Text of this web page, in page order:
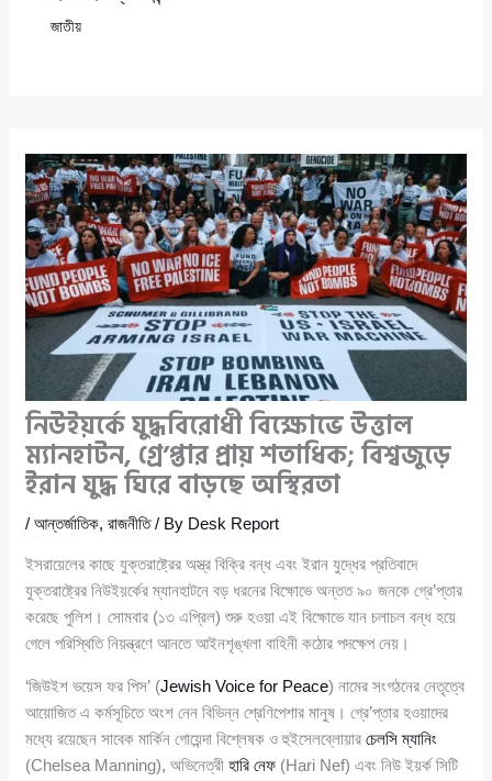
জাতীয়
নিউইয়র্কে যুদ্ধবিরোধী বিক্ষোভে উত্তাল
ম্যানহাটন, গ্রে’প্তার প্রায় শতাধিক; বিশ্বজুড়ে
ইরান যুদ্ধ ঘিরে বাড়ছে অস্থিরতা
/আন্তর্জাতিক,রাজনীতি/ By Desk Report
ইসরায়েলের কাছে যুক্তরাষ্ট্রের অস্ত্র বিক্রি বন্ধ এবং ইরান যুদ্ধের প্রতিবাদে
যুক্তরাষ্ট্রের নিউইয়র্কের ম্যানহাটনে বড় ধরনের বিক্ষোভে অন্তত ৯০ জনকে গ্রে’প্তার
করেছে পুলিশ। সোমবার (১৩ এপ্রিল) শুরু হওয়া এই বিক্ষোভে যান চলাচল বন্ধ হয়ে
গেলে পরিস্থিতি নিয়ন্ত্রণে আনতে আইনশৃঙ্খলা বাহিনী কঠোর পদক্ষেপ নেয়।
‘জিউইশ ভয়েস ফর পিস’ (Jewish Voice for Peace) নামের সংগঠনের নেতৃত্বে
আয়োজিত এ কর্মসূচিতে অংশ নেন বিভিন্ন শ্রেণিপেশার মানুষ। গ্রে’প্তার হওয়াদের
মধ্যে রয়েছেন সাবেক মার্কিন গোয়েন্দা বিশ্লেষক ও হুইসেলব্লোয়ারচেলসি ম্যানিং
(Chelsea Manning), অভিনেত্রীহারি নেফ (Hari Nef) এবং নিউ ইয়র্ক সিটি